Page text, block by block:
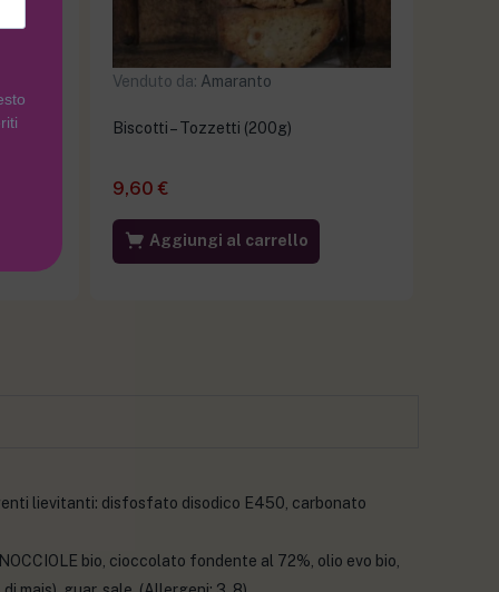
Venduto da: Amaranto
Biscotti – Tozzetti (200g)
9,60 €
Aggiungi al carrello
lievitanti: disfosfato disodico E450, carbonato
bio, cioccolato fondente al 72%, olio evo bio,